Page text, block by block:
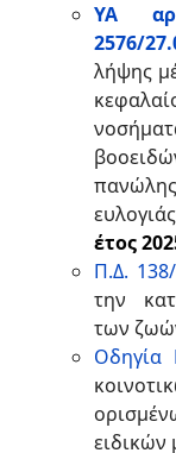
ΥΑ
2576/
λήψης
έτος
Π.Δ.
την
των
Οδηγία